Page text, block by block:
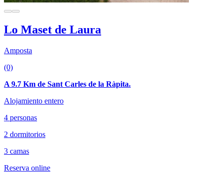
Lo Maset de Laura
Amposta
(0)
A 9.7 Km de Sant Carles de la Ràpita.
Alojamiento entero
4 personas
2 dormitorios
3 camas
Reserva online